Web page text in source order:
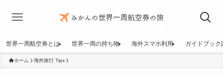
世界一周航空券とは 世界一周の持ち物 海外スマホ利用 ガイドブック
ホーム 海外旅行 Tips